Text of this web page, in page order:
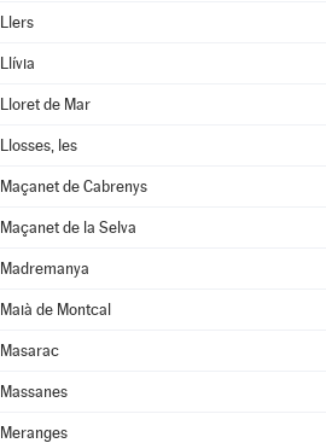
Llers
Llívia
Lloret de Mar
Llosses, les
Maçanet de Cabrenys
Maçanet de la Selva
Madremanya
Maià de Montcal
Masarac
Massanes
Meranges